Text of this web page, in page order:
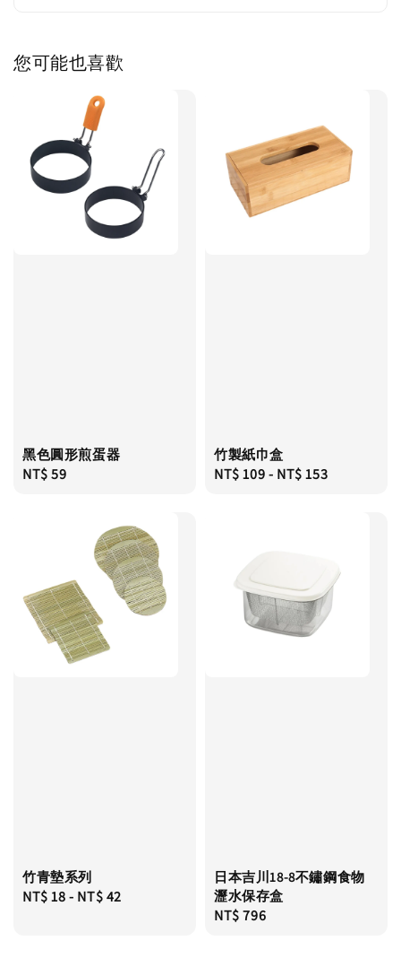
您可能也喜歡
黑色圓形煎蛋器
Regular
NT$ 59
竹製紙巾盒
Regular
NT$ 109- NT$ 153
竹青墊系列
Regular
NT$ 18- NT$ 42
日本吉川18-8不鏽鋼食物
瀝水保存盒
Regular
NT$ 796